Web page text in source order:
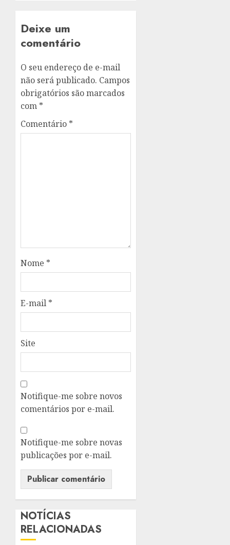
Deixe um
comentário
O seu endereço de e-mail
não será publicado. Campos
obrigatórios são marcados
com *
Comentário *
Nome *
E-mail *
Site
Notifique-me sobre novos
comentários por e-mail.
Notifique-me sobre novas
publicações por e-mail.
NOTÍCIAS
RELACIONADAS